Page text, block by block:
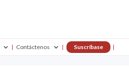
Contáctenos Suscríbase